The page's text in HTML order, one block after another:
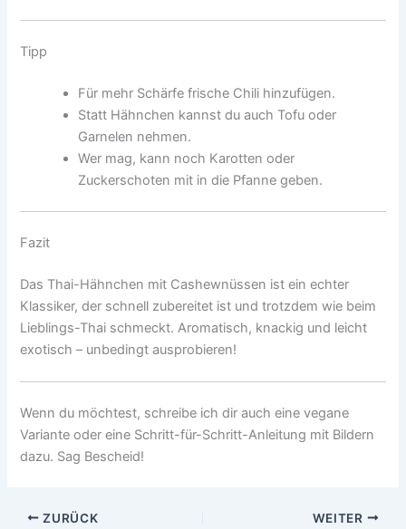
Tipp
Für mehr Schärfe frische Chili hinzufügen.
Statt Hähnchen kannst du auch Tofu oder
Garnelen nehmen.
Wer mag, kann noch Karotten oder
Zuckerschoten mit in die Pfanne geben.
Fazit
Das Thai-Hähnchen mit Cashewnüssen ist ein echter
Klassiker, der schnell zubereitet ist und trotzdem wie beim
Lieblings-Thai schmeckt. Aromatisch, knackig und leicht
exotisch – unbedingt ausprobieren!
Wenn du möchtest, schreibe ich dir auch eine vegane
Variante oder eine Schritt-für-Schritt-Anleitung mit Bildern
dazu. Sag Bescheid!
ZURÜCK WEITER